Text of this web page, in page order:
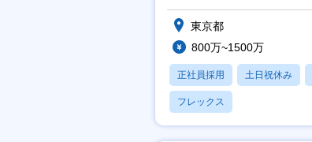
東京都
800万~1500万
正社員採用 土日祝休み
フレックス